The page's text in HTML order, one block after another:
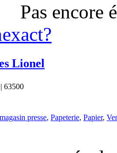
Pas encore
Lionel
63500
magasin presse, Papeterie, Papier,